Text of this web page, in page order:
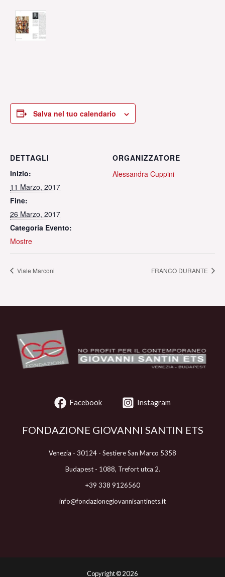
Salva nel tuo calendario
DETTAGLI
Inizio:
11 Marzo, 2017
Fine:
26 Marzo, 2017
Categoria Evento:
Mostre
ORGANIZZATORE
Alessandra Cuppini
Viale Marconi FRANCO DURANTE
Facebook Instagram
FONDAZIONE GIOVANNI SANTIN ETS
Venezia - 30124 - Sestiere San Marco 5358
Budapest - 1088, Trefort utca 2.
+39 338 9126560
info@fondazionegiovannisantinets.it
Copyright ©2026